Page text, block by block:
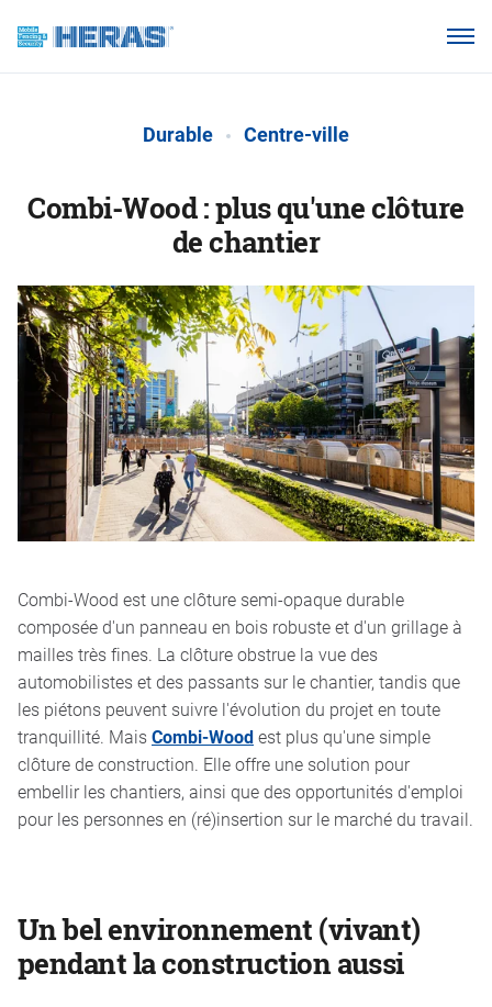
Base de connaissances
À propos de nous
Webshop
Durable Centre-ville
Combi-Wood : plus qu'une clôture
de chantier
Combi-Wood est une clôture semi-opaque durable
composée d'un panneau en bois robuste et d'un grillage à
mailles très fines. La clôture obstrue la vue des
automobilistes et des passants sur le chantier, tandis que
les piétons peuvent suivre l'évolution du projet en toute
tranquillité. MaisCombi-Woodest plus qu'une simple
clôture de construction. Elle offre une solution pour
embellir les chantiers, ainsi que des opportunités d'emploi
pour les personnes en (ré)insertion sur le marché du travail.
Un bel environnement (vivant)
pendant la construction aussi